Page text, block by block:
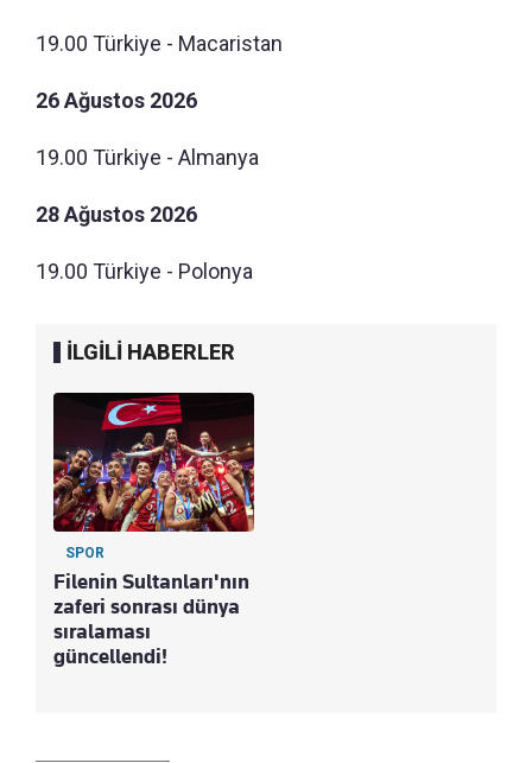
19.00 Türkiye - Macaristan
26 Ağustos 2026
19.00 Türkiye - Almanya
28 Ağustos 2026
19.00 Türkiye - Polonya
İLGİLİ HABERLER
SPOR
Filenin Sultanları'nın
zaferi sonrası dünya
sıralaması
güncellendi!